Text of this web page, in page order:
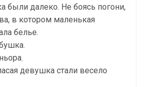
были далеко. Не боясь погони,
в котором маленькая
белье.
девушка стали весело